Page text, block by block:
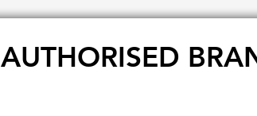
AUTHORISED